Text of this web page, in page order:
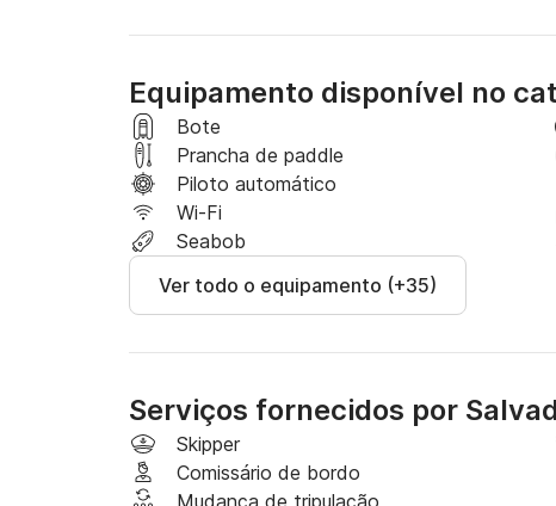
Equipamento disponível no
Bote
Prancha de paddle
Piloto automático
Wi-Fi
Seabob
Ver todo o equipamento (+35)
Serviços fornecidos por
Skipper
Comissário de bordo
Mudança de tripulação